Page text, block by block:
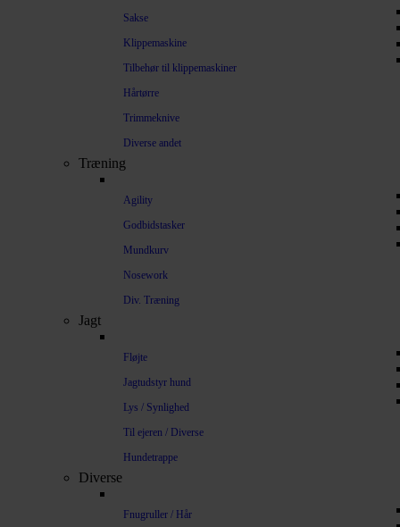
Sakse
Klippemaskine
Tilbehør til klippemaskiner
Hårtørre
Trimmeknive
Diverse andet
Træning
Agility
Godbidstasker
Mundkurv
Nosework
Div. Træning
Jagt
Fløjte
Jagtudstyr hund
Lys / Synlighed
Til ejeren / Diverse
Hundetrappe
Diverse
Fnugruller / Hår